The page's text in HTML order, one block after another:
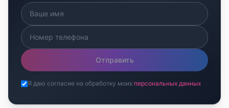
Отправить
Я даю согласие на обработку моих персональных данных